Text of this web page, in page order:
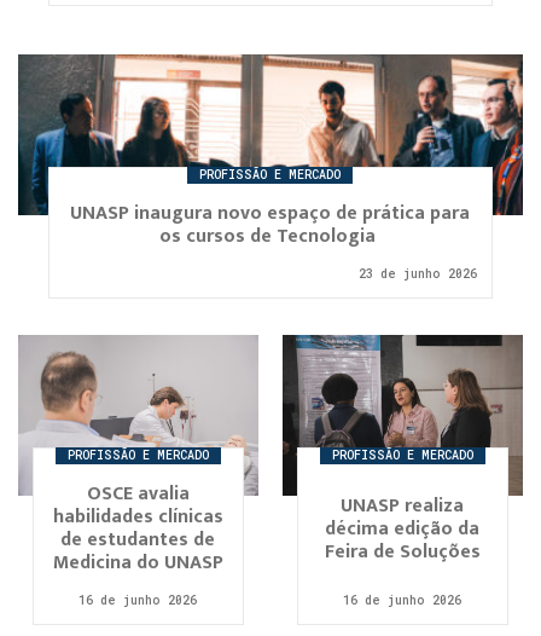
PROFISSÃO E MERCADO
UNASP inaugura novo espaço de prática para
os cursos de Tecnologia
23 de junho 2026
PROFISSÃO E MERCADO
OSCE avalia
habilidades clínicas
de estudantes de
Medicina do UNASP
16 de junho 2026
PROFISSÃO E MERCADO
UNASP realiza
décima edição da
Feira de Soluções
16 de junho 2026